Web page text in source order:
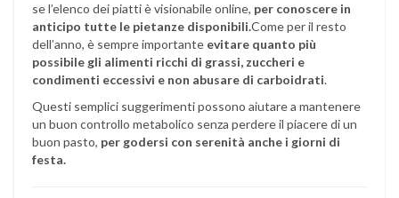
se l’elenco dei piatti è visionabile online, per conoscere in
anticipo tutte le pietanze disponibili.Come per il resto
dell’anno, è sempre importante evitare quanto più
possibile gli alimenti ricchi di grassi, zuccheri e
condimenti eccessivi e non abusare di carboidrati.
Questi semplici suggerimenti possono aiutare a mantenere
un buon controllo metabolico senza perdere il piacere di un
buon pasto, per godersi con serenità anche i giorni di
festa.